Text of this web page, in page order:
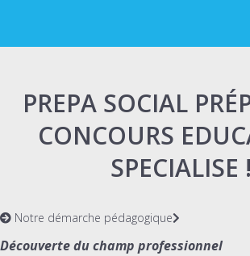
PREPA SOCIAL
CONCOURS
SPECIALISE !
Notre démarche pédagogique
Découverte du champ professionnel